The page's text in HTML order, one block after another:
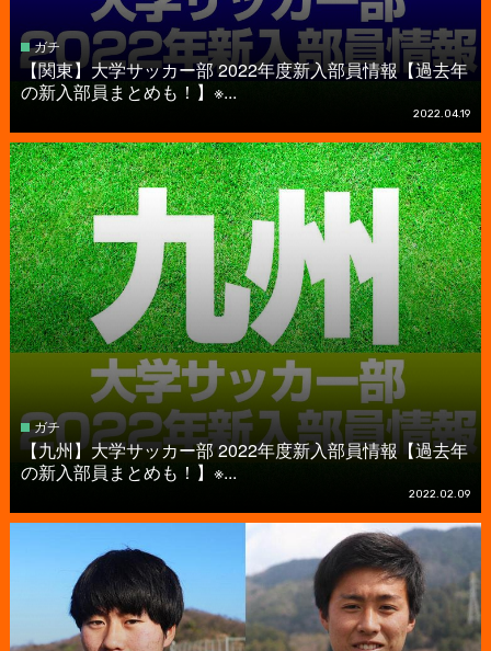
ガチ
【関東】大学サッカー部 2022年度新入部員情報【過去年
の新入部員まとめも！】※...
2022.04.19
ガチ
【九州】大学サッカー部 2022年度新入部員情報【過去年
の新入部員まとめも！】※...
2022.02.09